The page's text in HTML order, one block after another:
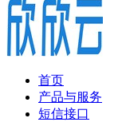
首页
产品与服务
短信接口